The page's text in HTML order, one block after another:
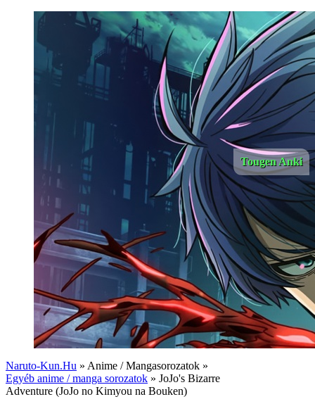
Tougen Anki
Naruto-Kun.Hu » Anime / Mangasorozatok »
Egyéb anime / manga sorozatok » JoJo's Bizarre
Adventure (JoJo no Kimyou na Bouken)